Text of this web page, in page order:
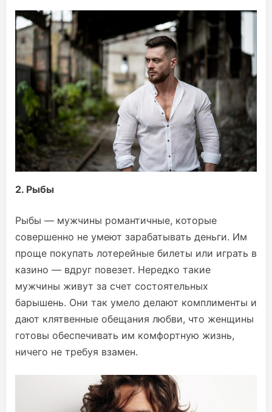
2. Рыбы
Рыбы — мужчины романтичные, которые
совершенно не умеют зарабатывать деньги. Им
проще покупать лотерейные билеты или играть в
казино — вдруг повезет. Нередко такие
мужчины живут за счет состоятельных
барышень. Они так умело делают комплименты и
дают клятвенные обещания любви, что женщины
готовы обеспечивать им комфортную жизнь,
ничего не требуя взамен.